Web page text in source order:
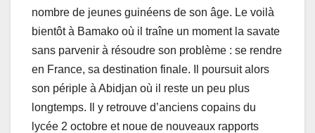
nombre de jeunes guinéens de son âge. Le voilà
bientôt à Bamako où il traîne un moment la savate
sans parvenir à résoudre son problème : se rendre
en France, sa destination finale. Il poursuit alors
son périple à Abidjan où il reste un peu plus
longtemps. Il y retrouve d’anciens copains du
lycée 2 octobre et noue de nouveaux rapports